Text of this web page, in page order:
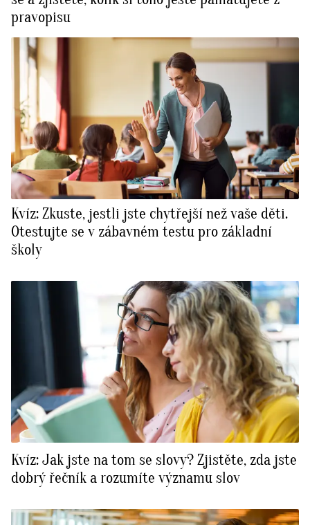
pravopisu
Kvíz: Zkuste, jestli jste chytřejší než vaše děti.
Otestujte se v zábavném testu pro základní
školy
Kvíz: Jak jste na tom se slovy? Zjistěte, zda jste
dobrý řečník a rozumíte významu slov